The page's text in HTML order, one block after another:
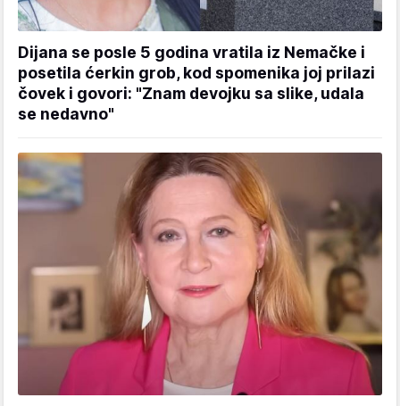
Dijana se posle 5 godina vratila iz Nemačke i
posetila ćerkin grob, kod spomenika joj prilazi
čovek i govori: "Znam devojku sa slike, udala
se nedavno"